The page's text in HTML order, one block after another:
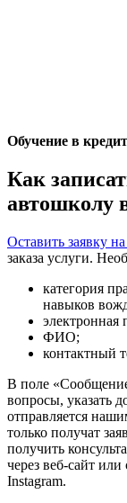
Обучение в кредит
Как
Оставить заявку
заказа услуги.
категория
навыков
электронная
ФИО;
контактный
В поле
вопросы, указать
отправляется
только получат
получить
через веб-сайт
Instagram.